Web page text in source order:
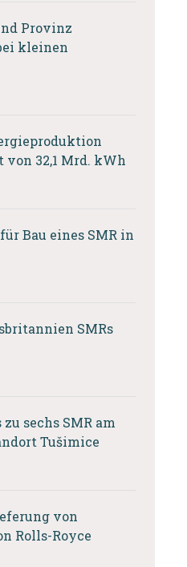
Provinz
kleinen
32,1 Mrd. kWh
Bau eines SMR in
SMRs
sechs SMR am
Tušimice
von
Rolls-Royce